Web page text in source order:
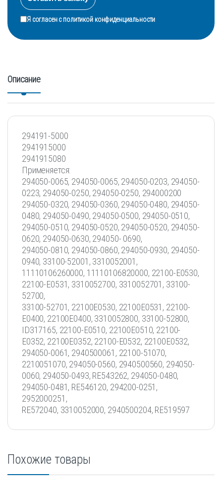
Я согласен сполитикой конфиденциальности
Описание
294191-5000
2941915000
2941915080
Применяется:
294050-0065, 294050-0065, 294050-0203, 294050-
0223, 294050-0250, 294050-0250, 294000200
294050-0320, 294050-0360, 294050-0480, 294050-
0480, 294050-0490, 294050-0500, 294050-0510,
294050-0510, 294050-0520, 294050-0520, 294050-
0620, 294050-0630, 294050- 0690,
294050-0810, 294050-0860, 294050-0930, 294050-
0940, 33100-52001, 3310052001,
11110106260000, 11110106820000, 22100-E0530,
22100-E0531, 3310052700, 3310052701, 33100-
52700,
33100-52701, 22100E0530, 22100E0531, 22100-
E0400, 22100E0400, 3310052800, 33100-52800,
ID317165, 22100-E0510, 22100E0510, 22100-
E0352, 22100E0352, 22100-E0532, 22100E0532,
294050-0061, 2940500061, 22100-51070,
2210051070, 294050-0560, 2940500560, 294050-
0060, 294050-0493, RE543262, 294050-0480,
294050-0481, RE546120, 294200-0251,
2952000251,
RE572040, 3310052000, 2940500204, RE519597
Похожие товары